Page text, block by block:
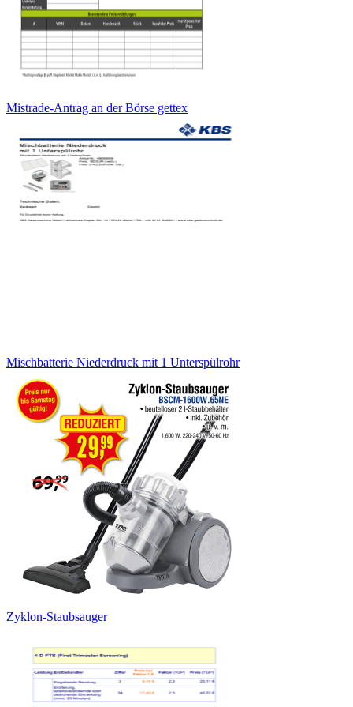
Mistrade-Antrag an der Börse gettex
Mischbatterie Niederdruck mit 1 Unterspülrohr
Zyklon-Staubsauger